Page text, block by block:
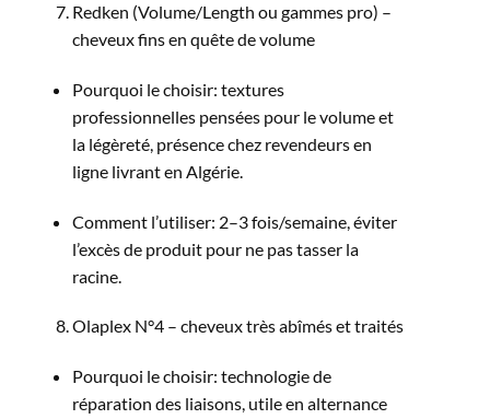
Redken (Volume/Length ou gammes pro) –
cheveux fins en quête de volume
Pourquoi le choisir: textures
professionnelles pensées pour le volume et
la légèreté, présence chez revendeurs en
ligne livrant en Algérie.​
Comment l’utiliser: 2–3 fois/semaine, éviter
l’excès de produit pour ne pas tasser la
racine.​
Olaplex N°4 – cheveux très abîmés et traités
Pourquoi le choisir: technologie de
réparation des liaisons, utile en alternance